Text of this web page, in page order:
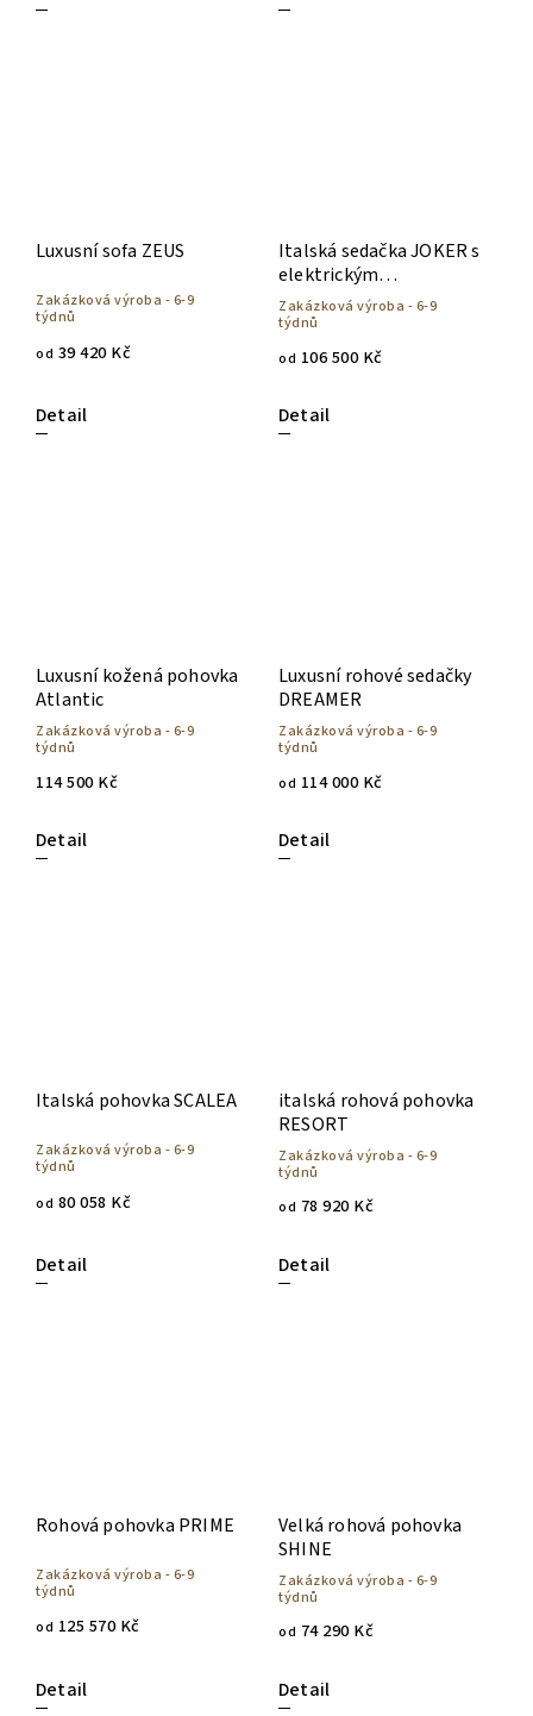
Luxusní sofa ZEUS
Zakázková výroba - 6-9
týdnů
od 39 420 Kč
Detail
Italská sedačka JOKER s
elektrickým
polohováním
Zakázková výroba - 6-9
týdnů
od 106 500 Kč
Detail
Luxusní kožená pohovka
Atlantic
Zakázková výroba - 6-9
týdnů
114 500 Kč
Detail
Luxusní rohové sedačky
DREAMER
Zakázková výroba - 6-9
týdnů
od 114 000 Kč
Detail
Italská pohovka SCALEA
Zakázková výroba - 6-9
týdnů
od 80 058 Kč
Detail
italská rohová pohovka
RESORT
Zakázková výroba - 6-9
týdnů
od 78 920 Kč
Detail
Rohová pohovka PRIME
Zakázková výroba - 6-9
týdnů
od 125 570 Kč
Detail
Velká rohová pohovka
SHINE
Zakázková výroba - 6-9
týdnů
od 74 290 Kč
Detail